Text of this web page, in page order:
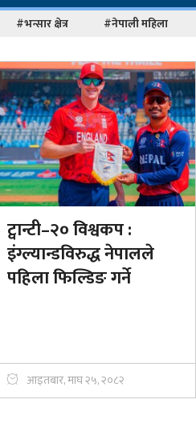
#भन्सार क्षेत्र #नेपाली महिला
ट्वान्टी–२० विश्वकप :
इंग्ल्यान्डविरुद्ध नेपालले
पहिला फिल्डिङ गर्ने
आइतबार, माघ २५, २०८२